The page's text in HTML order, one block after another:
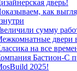
дверь!
как
сумму
двери
на все
Бастион-С
2025!